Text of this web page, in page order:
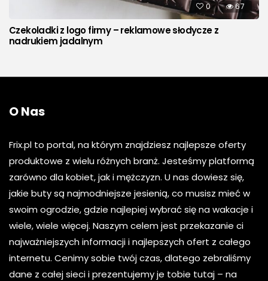
0 67
Czekoladki z logo firmy – reklamowe słodycze z
nadrukiem jadalnym
O Nas
Frix.pl to portal, na którym znajdziesz najlepsze oferty
produktowe z wielu różnych branż. Jesteśmy platformą
zarówno dla kobiet, jak i mężczyzn. U nas dowiesz się,
jakie buty są najmodniejsze jesienią, co musisz mieć w
swoim ogrodzie, gdzie najlepiej wybrać się na wakacje i
wiele, wiele więcej. Naszym celem jest przekazanie ci
najważniejszych informacji i najlepszych ofert z całego
internetu. Cenimy sobie twój czas, dlatego zebraliśmy
dane z całej sieci i prezentujemy je tobie tutaj – na